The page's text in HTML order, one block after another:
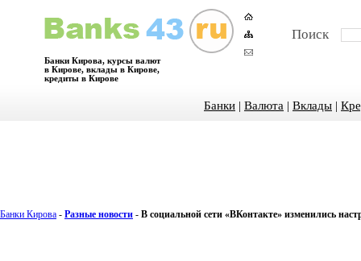
Банки Кирова, курсы валют
в Кирове, вклады в Кирове,
кредиты в Кирове
Поиск
Банки | Валюта | Вклады |
Банки Кирова - Разные новости - В социальной сети «ВКонтакте» изменились